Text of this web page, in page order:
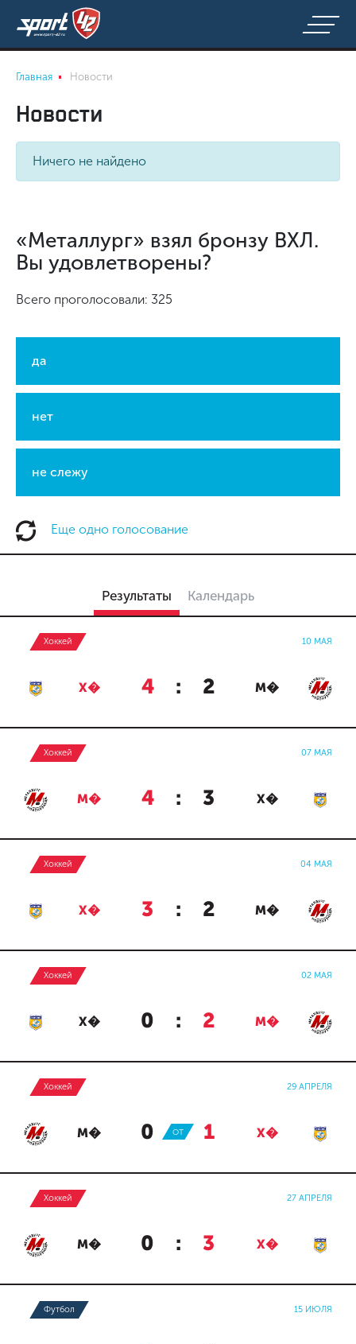
Главная Новости
Новости
Ничего не найдено
«Металлург» взял бронзу ВХЛ.
Вы удовлетворены?
Всего проголосовали: 325
да
нет
не слежу
Еще одно голосование
Результаты Календарь
Хоккей 10 МАЯ
Х� 4 : 2 М�
Хоккей 07 МАЯ
М� 4 : 3 Х�
Хоккей 04 МАЯ
Х� 3 : 2 М�
Хоккей 02 МАЯ
Х� 0 : 2 М�
Хоккей 29 АПРЕЛЯ
М� 0 : 1 Х�
ОТ
Хоккей 27 АПРЕЛЯ
М� 0 : 3 Х�
Футбол 15 ИЮЛЯ